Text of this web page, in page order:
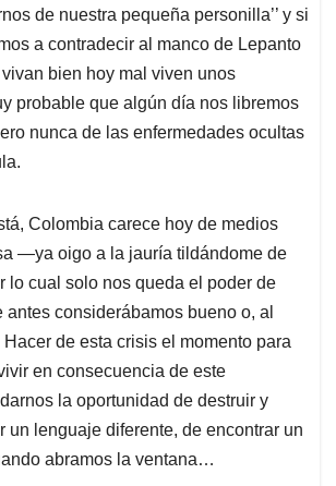
de nuestra pequeña personilla’’ y si
a contradecir al manco de Lepanto
vivan bien hoy mal viven unos
probable que algún día nos libremos
nunca de las enfermedades ocultas
Colombia carece hoy de medios
—ya oigo a la jauría tildándome de
cual solo nos queda el poder de
antes considerábamos bueno o, al
Hacer de esta crisis el momento para
en consecuencia de este
la oportunidad de destruir y
un lenguaje diferente, de encontrar un
abramos la ventana…